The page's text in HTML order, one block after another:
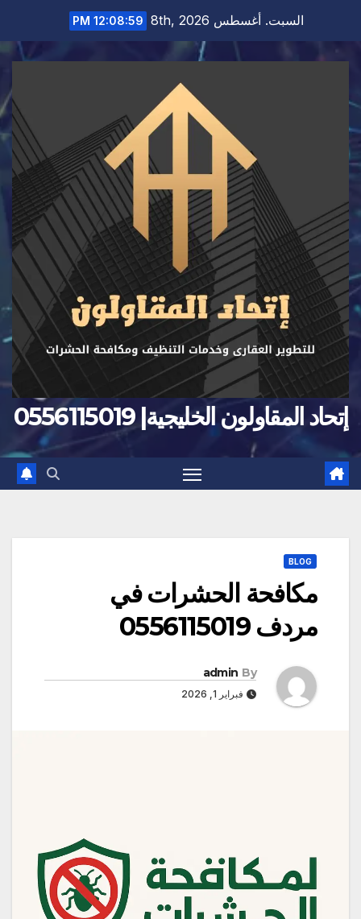
content
السبت. أغسطس 8th, 2026 12:09:01 PM
إتحاد المقاولون الخليجية| 0556115019
BLOG
مكافحة الحشرات في
مردف 0556115019
By
admin
فبراير 1, 2026